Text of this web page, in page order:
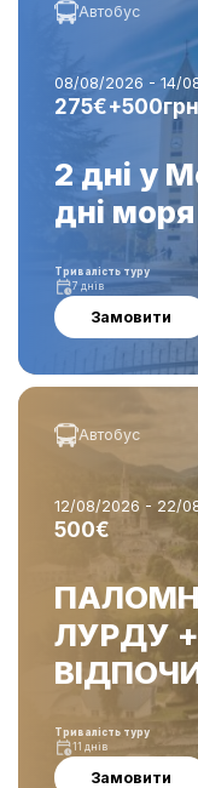
Автобус
08/08/2026 - 14/
275€+500грн
2 дні у
дні моря
Замовити
Тривалість туру
7 днів
Автобус
12/08/2026 - 22/
500€
ЛУРДУ
Замовити
Тривалість туру
11 днів